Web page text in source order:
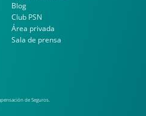
Blog
Club PSN
Área privada
Sala de prensa
de Seguros.